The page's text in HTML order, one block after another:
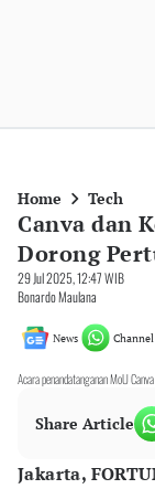
Home Tech
Canva dan
Dorong
29 Jul 2025, 12:47 WIB
Bonardo Maulana
News Channel
Acara penandatanganan MoU
Share Article
Jakarta,